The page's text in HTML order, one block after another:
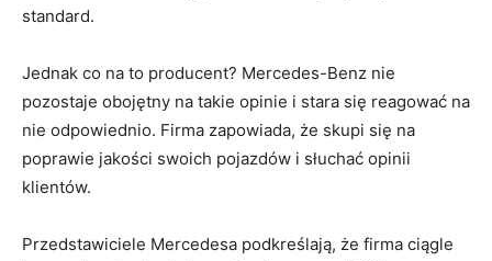
standard.
Jednak⁣ co⁢ na to producent? Mercedes-Benz nie
pozostaje⁤ obojętny na takie ⁢opinie i stara się ⁤reagować na
nie odpowiednio. Firma zapowiada, że skupi się na
⁤poprawie jakości ‌swoich pojazdów i⁣ słuchać opinii
klientów.
Przedstawiciele Mercedesa podkreślają, ​że ⁢firma ciągle